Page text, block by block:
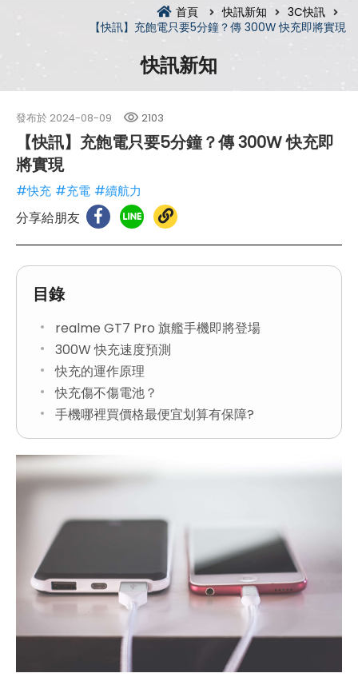
首頁 快訊新知
3C快訊
【快訊】充飽電只要5分鐘？傳 300W 快充即將實現
快訊新知
發布於 2024-08-09 2103
【快訊】充飽電只要5分鐘？傳 300W 快充即
將實現
#快充 #充電 #續航力
分享給朋友
目錄
realme GT7 Pro 旗艦手機即將登場
300W 快充速度預測
快充的運作原理
快充傷不傷電池？
手機哪裡買價格最便宜划算有保障?